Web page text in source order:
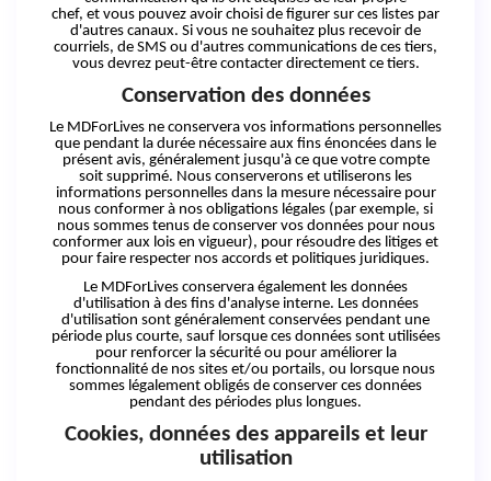
chef, et vous pouvez avoir choisi de figurer sur ces listes par
d'autres canaux. Si vous ne souhaitez plus recevoir de
courriels, de SMS ou d'autres communications de ces tiers,
vous devrez peut-être contacter directement cetiers.
Conservation des données
Le MDForLives ne conservera vos informations personnelles
que pendant la durée nécessaire aux fins énoncées dans le
présent avis, généralement jusqu'à ceque votre compte
soit supprimé. Nous conserverons et utiliserons les
informations personnelles dans la mesure nécessaire pour
nous conformer à nos obligations légales (par exemple, si
nous sommes tenus de conserver vos données pour nous
conformer aux lois en vigueur), pour résoudre des litiges et
pour faire respecter nos accords et politiques juridiques.
Le MDForLives conservera également les données
d'utilisation à des fins d'analyse interne. Les données
d'utilisation sont généralement conservées pendant une
période plus courte, sauf lorsque ces données sont utilisées
pour renforcer la sécurité ou pour améliorer la
fonctionnalité de nos sites et/ou portails, ou lorsque nous
sommes légalement obligés de conserver ces données
pendant des périodes plus longues.
Cookies, données des appareils etleur
utilisation